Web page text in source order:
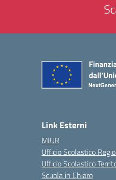
Link Esterni
MIUR
Ufficio Scolastico
Ufficio Scolastico
Scuola in Chiaro